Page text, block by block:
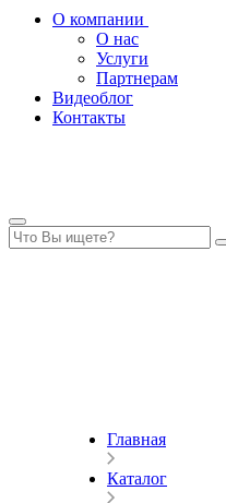
О компании
О нас
Услуги
Партнерам
Видеоблог
Контакты
Главная
Каталог